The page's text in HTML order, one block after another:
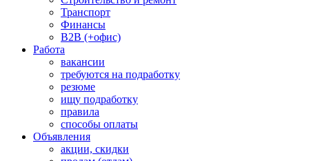
Транспорт
Финансы
B2B (+офис)
Работа
вакансии
требуются на подработку
резюме
ищу подработку
правила
способы оплаты
Объявления
акции, скидки